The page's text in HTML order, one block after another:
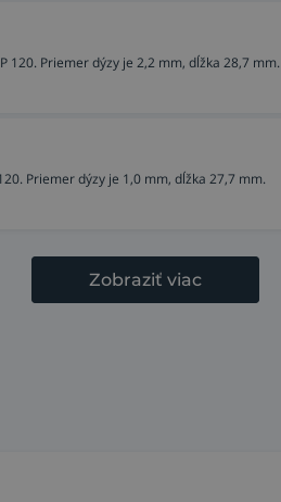
120. Priemer dýzy je 2,2 mm, dĺžka 28,7 mm.
Priemer dýzy je 1,0 mm, dĺžka 27,7 mm.
Zobraziť viac